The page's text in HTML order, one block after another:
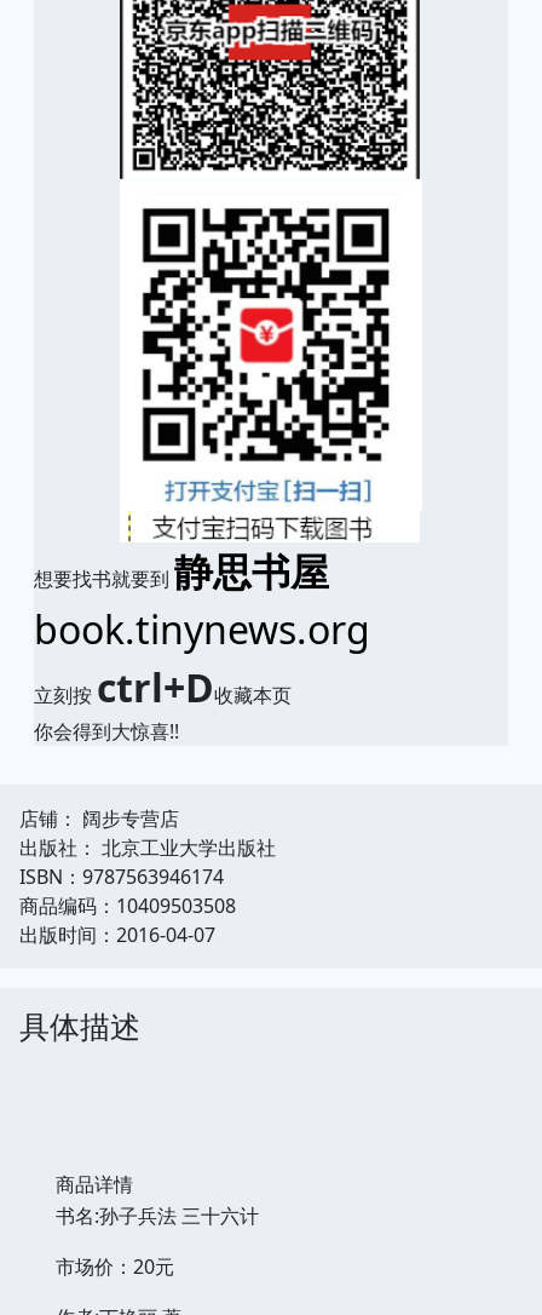
想要找书就要到 静思书屋
book.tinynews.org
立刻按 ctrl+D收藏本页
你会得到大惊喜!!
店铺： 阔步专营店
出版社： 北京工业大学出版社
ISBN：9787563946174
商品编码：10409503508
出版时间：2016-04-07
具体描述
商品详情
书名:孙子兵法 三十六计
市场价：20元